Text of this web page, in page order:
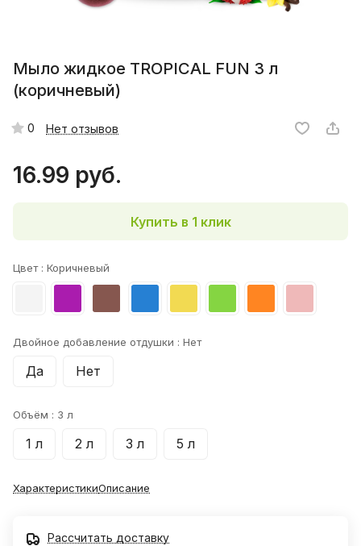
Мыло жидкое TROPICAL FUN 3 л
(коричневый)
0 Нет отзывов
16.99 руб.
Купить в 1 клик
Цвет : Коричневый
Двойное добавление отдушки : Нет
Да Нет
Объём : 3 л
1 л 2 л 3 л 5 л
ХарактеристикиОписание
Рассчитать доставку